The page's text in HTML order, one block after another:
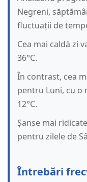
Negreni,
fluctuații de
Cea mai caldă zi
36°C.
În contrast, cea
pentru Luni, cu o
12°C.
Șanse mai
pentru zilele de
Întrebări